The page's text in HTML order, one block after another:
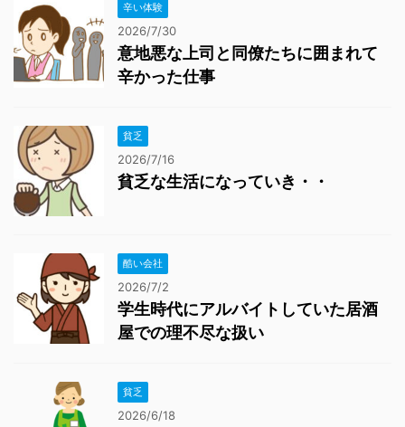
辛い体験
2026/7/30
意地悪な上司と同僚たちに囲まれて
辛かった仕事
貧乏
2026/7/16
貧乏な生活になっていき・・
酷い会社
2026/7/2
学生時代にアルバイトしていた居酒
屋での理不尽な扱い
貧乏
2026/6/18